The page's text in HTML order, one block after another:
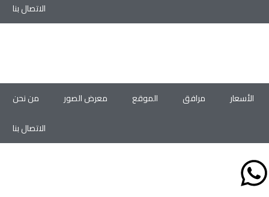
الاتصال بنا
من نحن معرض الصور الموقع مرافق
الأسعار
الاتصال بنا